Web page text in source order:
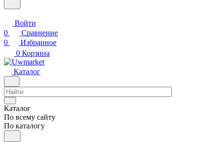
Войти
0
Сравнение
0
Избранное
0 Корзина
Каталог
Каталог
По всему сайту
По каталогу